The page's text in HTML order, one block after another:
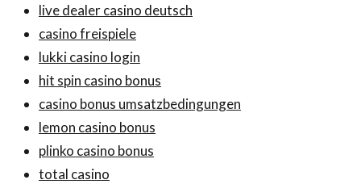
live dealer casino deutsch
casino freispiele
lukki casino login
hit spin casino bonus
casino bonus umsatzbedingungen
lemon casino bonus
plinko casino bonus
total casino